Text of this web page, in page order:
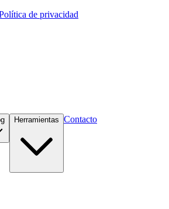
de privacidad
Herramientas Contacto